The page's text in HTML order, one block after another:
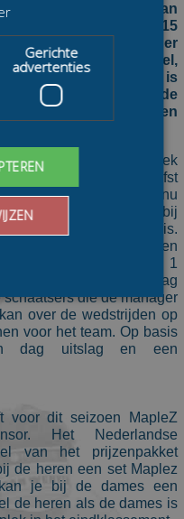
het trainingsjasje van
Laser, voor de top-15
en herenmanager
is een gratis spel,
voor de prijzenpot is
vereist voor zowel de
kan nog tot en
al zeer intrek
maar liefst
dit jaar heeft het spel nu
de vorige twee edities bij
een damesmanager is.
dames als een heren
marathonteam heeft 1
samen te stellen en mag
die de manager
over de wedstrijden op
voor het team. Op basis
dag uitslag en een
voor dit seizoen MapleZ
Het Nederlandse
van het prijzenpakket
de heren een set Maplez
je bij de dames een
de heren als de dames is
Gerichte
advertenties
advertenties
om te zien hoe
worden gebruikt om
/
Vervaldatum
1 jaar 1
maand
This cookie
name is
asssociated
with Google